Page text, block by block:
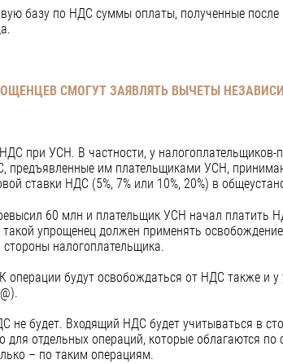
базу по НДС суммы оплаты, полученные после
СМОГУТ ЗАЯВЛЯТЬ ВЫЧЕТЫ
при УСН. В частности, у налогоплательщиков-
им плательщиками УСН,
ставки НДС (5%, 7% или 10%, 20%) в
60 млн и плательщик УСН начал платить
упрощенец должен применять
налогоплательщика.
операции будут освобождаться от НДС также и
не будет. Входящий НДС будет учитываться в
для отдельных операций, которые облагаются
– по таким операциям.